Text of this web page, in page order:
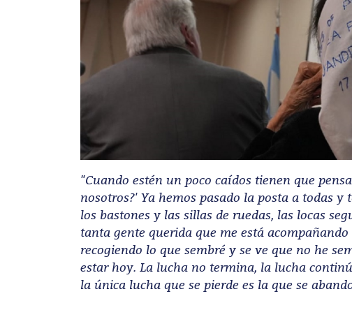
"Cuando estén un poco caídos tienen que
nosotros?' Ya hemos pasado la posta a todas
los bastones y las sillas de ruedas, las locas
tanta gente querida que me está
recogiendo lo que sembré y se ve que no he
estar hoy. La lucha no termina, la lucha
la única lucha que se pierde es la que se